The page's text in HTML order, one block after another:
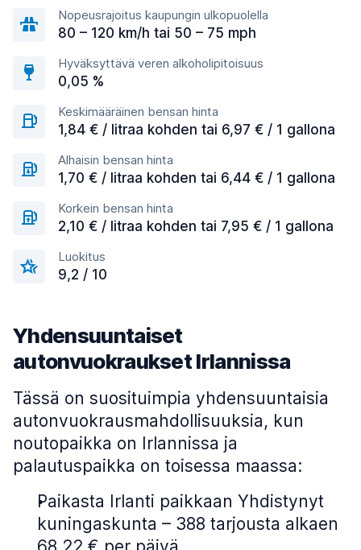
Nopeusrajoitus kaupungin ulkopuolella
80 – 120 km/h tai 50 – 75 mph
Hyväksyttävä veren alkoholipitoisuus
0,05 %
Keskimääräinen bensan hinta
1,84 € / litraa kohden tai 6,97 € / 1 gallona
Alhaisin bensan hinta
1,70 € / litraa kohden tai 6,44 € / 1 gallona
Korkein bensan hinta
2,10 € / litraa kohden tai 7,95 € / 1 gallona
Luokitus
9,2 / 10
Yhdensuuntaiset
autonvuokraukset Irlannissa
Tässä on suosituimpia yhdensuuntaisia
autonvuokrausmahdollisuuksia, kun
noutopaikka on Irlannissa ja
palautuspaikka on toisessa maassa:
Paikasta Irlanti paikkaan Yhdistynyt
kuningaskunta – 388 tarjousta alkaen